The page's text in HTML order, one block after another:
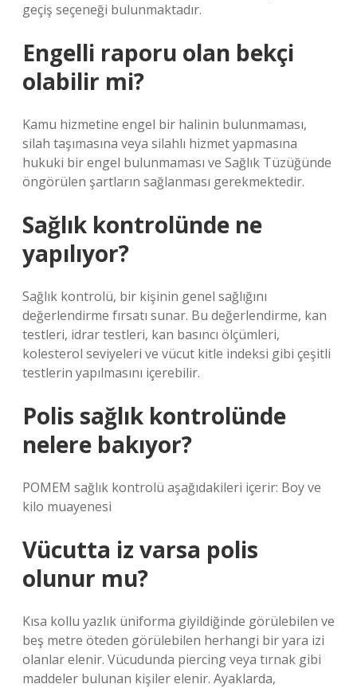
geçiş seçeneği bulunmaktadır.
Engelli raporu olan bekçi
olabilir mi?
Kamu hizmetine engel bir halinin bulunmaması,
silah taşımasına veya silahlı hizmet yapmasına
hukuki bir engel bulunmaması ve Sağlık Tüzüğünde
öngörülen şartların sağlanması gerekmektedir.
Sağlık kontrolünde ne
yapılıyor?
Sağlık kontrolü, bir kişinin genel sağlığını
değerlendirme fırsatı sunar. Bu değerlendirme, kan
testleri, idrar testleri, kan basıncı ölçümleri,
kolesterol seviyeleri ve vücut kitle indeksi gibi çeşitli
testlerin yapılmasını içerebilir.
Polis sağlık kontrolünde
nelere bakıyor?
POMEM sağlık kontrolü aşağıdakileri içerir: Boy ve
kilo muayenesi
Vücutta iz varsa polis
olunur mu?
Kısa kollu yazlık üniforma giyildiğinde görülebilen ve
beş metre öteden görülebilen herhangi bir yara izi
olanlar elenir. Vücudunda piercing veya tırnak gibi
maddeler bulunan kişiler elenir. Ayaklarda,